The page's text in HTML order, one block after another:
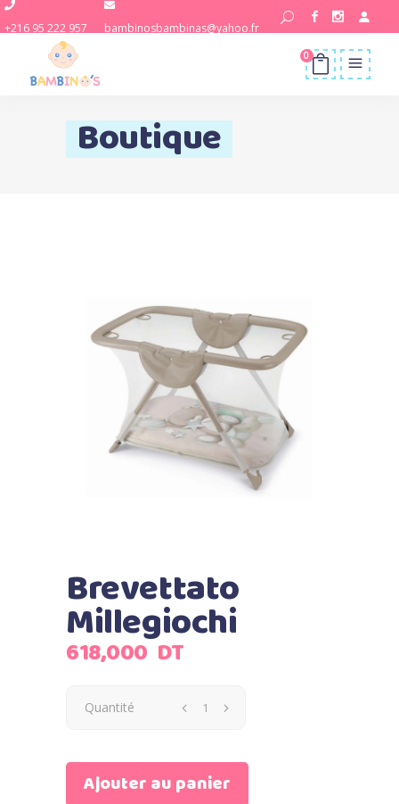
+216 95 222 957 bambinosbambinas@yahoo.fr
0
Boutique
Brevettato
Millegiochi
618,000 DT
Quantité
Ajouter au panier